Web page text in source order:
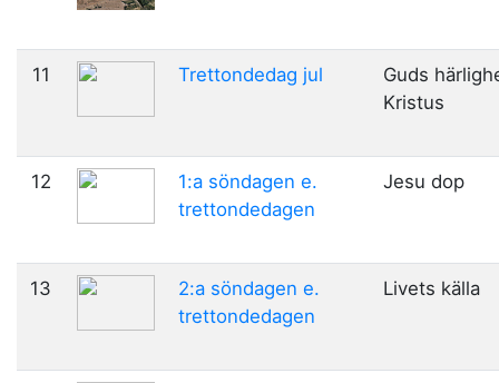
11 Trettondedag jul
Guds
Kristus
12
1:a söndagen e.
trettondedagen
Jesu dop
13
2:a söndagen e.
trettondedagen
Livets källa